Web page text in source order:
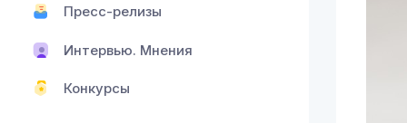
Пресс-релизы
Интервью. Мнения
Конкурсы